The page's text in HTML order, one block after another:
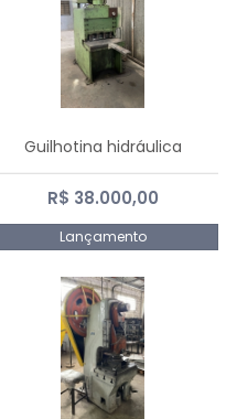
Guilhotina hidráulica
R$ 38.000,00
Lançamento